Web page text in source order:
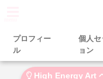
プロフィー
ル
個人セ
ョン
High Energy Art